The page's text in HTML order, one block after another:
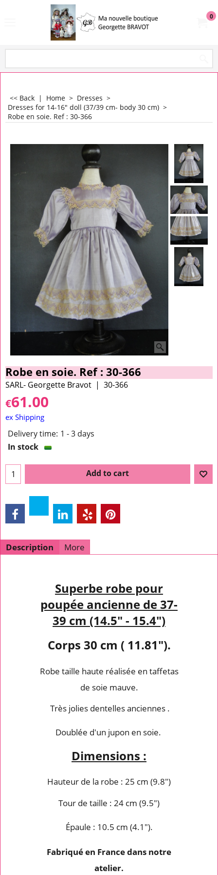
0
<< Back | Home > Dresses >
Dresses for 14-16" doll (37/39 cm- body 30 cm) >
Robe en soie. Ref : 30-366
Robe en soie. Ref : 30-366
SARL- Georgette Bravot 30-366
€61.00
ex Shipping
Delivery time: 1 - 3 days
In stock
Add to cart
Description More
Superbe robe pour
poupée ancienne de 37-
39 cm (14.5" - 15.4")
Corps 30 cm ( 11.81").
Robe taille haute réalisée en taffetas
de soie mauve.
Très jolies dentelles anciennes .
Doublée d'un jupon en soie.
Dimensions :
Hauteur de la robe : 25 cm (9.8")
Tour de taille : 24 cm (9.5")
Épaule : 10.5 cm (4.1").
Fabriqué en France dans notre
atelier.